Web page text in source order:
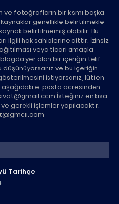
ve fotoğrafların bir kısmı başka
kaynaklar genellikle belirtilmekle
belirtilmemiş olabilir. Bu
ilgili hak sahiplerine aittir. İzinsiz
veya ticari amaçla
blogda yer alan bir içeriğin telif
düşünüyorsanız ve bu içeriğin
gösterilmesini istiyorsanız, lütfen
e-posta adresinden
İsteğiniz en kısa
gerekli işlemler yapılacaktır.
Tarihçe